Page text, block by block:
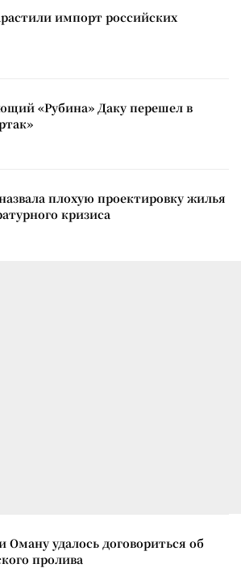
импорт российских
«Рубина» Даку перешел в
плохую проектировку жилья
кризиса
Оману удалось договориться об
пролива